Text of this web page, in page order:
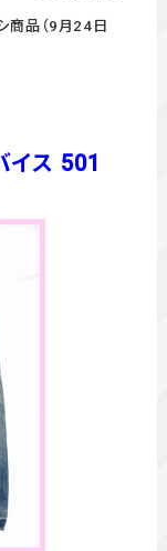
商品（9月24日
ス 501